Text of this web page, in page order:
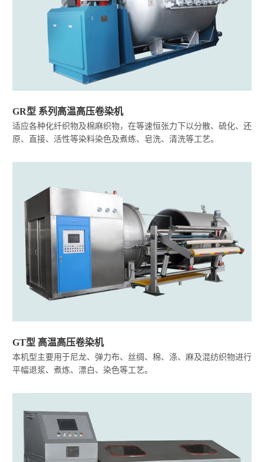
GR型 系列高温高压卷染机
适应各种化纤织物及棉麻织物，在等速恒张力下以分散、硫化、还
原、直接、活性等染料染色及煮练、皂洗、清洗等工艺。
GT型 高温高压卷染机
本机型主要用于尼龙、弹力布、丝绸、棉、涤、麻及混纺织物进行
平幅退浆、煮炼、漂白、染色等工艺。